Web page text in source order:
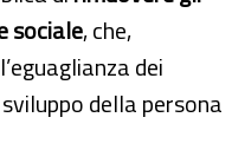
sociale, che,
dei
della persona